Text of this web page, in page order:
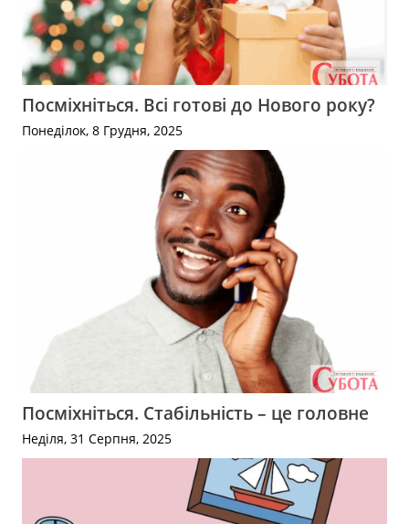
Посміхніться. Всі готові до Нового року?
Понеділок, 8 Грудня, 2025
Посміхніться. Стабільність – це головне
Неділя, 31 Серпня, 2025